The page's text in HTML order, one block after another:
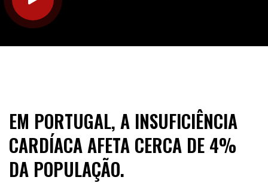
EM PORTUGAL, A INSUFICIÊNCIA
CARDÍACA AFETA CERCA DE 4%
DA POPULAÇÃO.